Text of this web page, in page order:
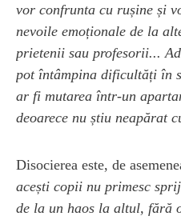
vor confrunta cu rușine și
nevoile emoționale de la
prietenii sau profesorii...
pot întâmpina dificultăți în
ar fi mutarea într-un
deoarece nu știu neapărat
Disocierea este, de
acești copii nu primesc
de la un haos la altul, fără